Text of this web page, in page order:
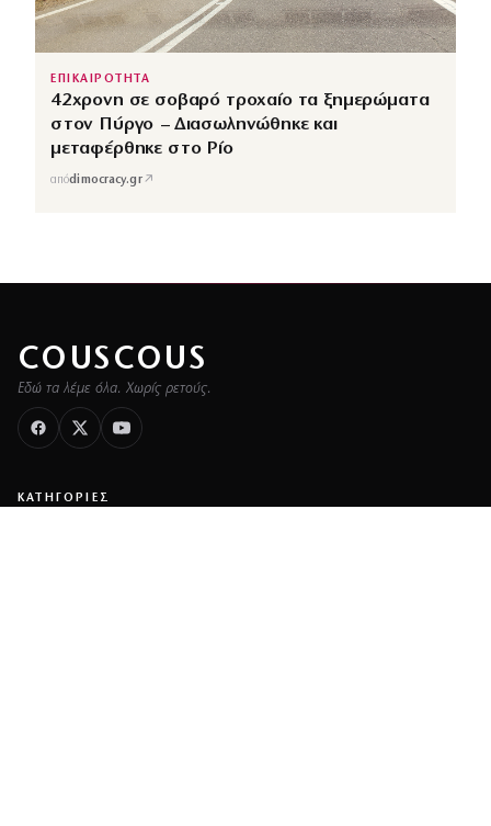
ΕΠΙΚΑΙΡΟΤΗΤΑ
42χρονη σε σοβαρό τροχαίο τα ξημερώματα
στον Πύργο – Διασωληνώθηκε και
μεταφέρθηκε στο Ρίο
απόdimocracy.gr↗
COUSCOUS
Εδώ τα λέμε όλα. Χωρίς ρετούς.
ΚΑΤΗΓΟΡΙΕΣ